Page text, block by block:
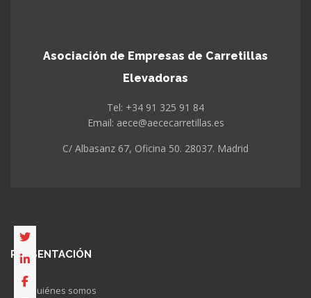
Asociación de Empresas de Carretillas
Elevadoras
Tel: +34 91 325 91 84
Email: aece@aececarretillas.es
C/ Albasanz 67, Oficina 50. 28037. Madrid
PRESENTACIÓN
Quiénes somos